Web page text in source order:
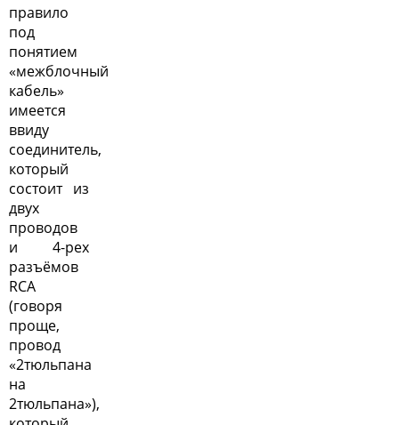
правило
под
понятием
«межблочный
кабель»
имеется
ввиду
соединитель,
который
состоит из
двух
проводов
и 4-рех
разъёмов
RCA
(говоря
проще,
провод
«2тюльпана
на
2тюльпана»),